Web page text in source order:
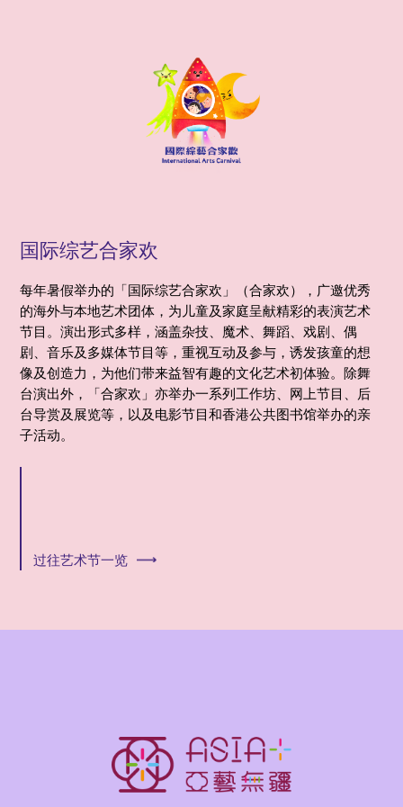
国际综艺合家欢
每年暑假举办的「国际综艺合家欢」（合家欢），广邀优秀
的海外与本地艺术团体，为儿童及家庭呈献精彩的表演艺术
节目。演出形式多样，涵盖杂技、魔术、舞蹈、戏剧、偶
剧、音乐及多媒体节目等，重视互动及参与，诱发孩童的想
像及创造力，为他们带来益智有趣的文化艺术初体验。除舞
台演出外，「合家欢」亦举办一系列工作坊、网上节目、后
台导赏及展览等，以及电影节目和香港公共图书馆举办的亲
子活动。
过往艺术节一览